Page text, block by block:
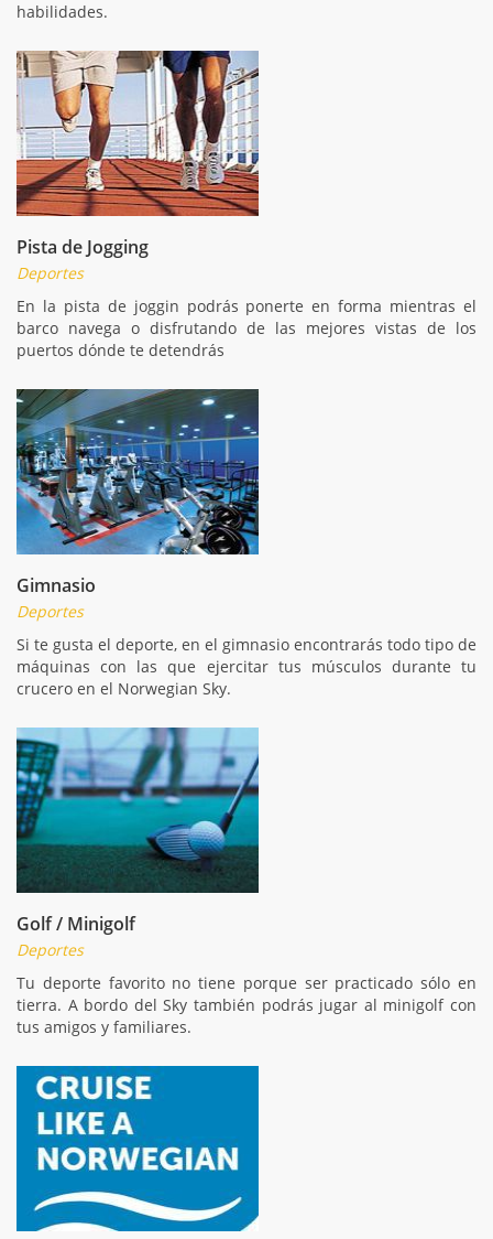
habilidades.
Pista de Jogging
Deportes
En la pista de joggin podrás ponerte en forma mientras el
barco navega o disfrutando de las mejores vistas de los
puertos dónde te detendrás
Gimnasio
Deportes
Si te gusta el deporte, en el gimnasio encontrarás todo tipo de
máquinas con las que ejercitar tus músculos durante tu
crucero en el Norwegian Sky.
Golf / Minigolf
Deportes
Tu deporte favorito no tiene porque ser practicado sólo en
tierra. A bordo del Sky también podrás jugar al minigolf con
tus amigos y familiares.